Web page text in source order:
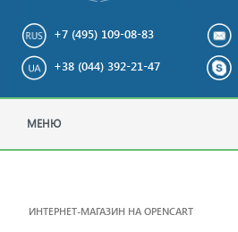
+7 (495) 109-08-83
+38 (044) 392-21-47
МЕНЮ
ИНТЕРНЕТ-МАГАЗИН НА OPENCART